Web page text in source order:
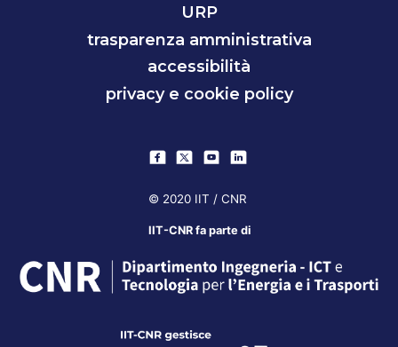
URP
trasparenza amministrativa
accessibilità
privacy e cookie policy
© 2020 IIT / CNR
IIT-CNR fa parte di